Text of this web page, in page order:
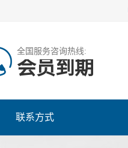
全国服务咨询热线:
会员到期
联系方式